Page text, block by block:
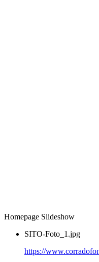
Homepage Slideshow
SITO-Foto_1.jpg
https://